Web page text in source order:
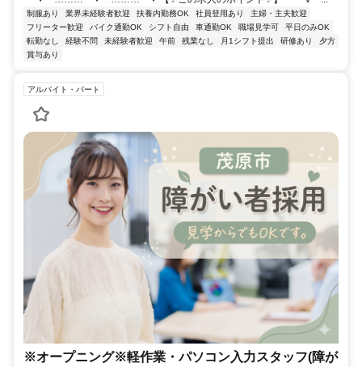
制服あり 業界未経験者歓迎 扶養内勤務OK 社員登用あり
主婦・主夫歓迎
フリーター歓迎
バイク通勤OK シフト自由 車通勤OK 職場見学可
平日のみOK
転勤なし
経験不問 未経験者歓迎 午前 残業なし 月1シフト提出 研修あり
夕方
賞与あり
アルバイト・パート
※オープニング※軽作業・パソコン入力スタッフ(障が